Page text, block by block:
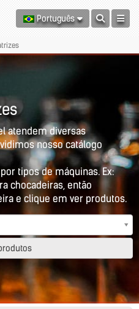
Português
atendem diversas
nosso catálogo
tipos de máquinas. Ex:
chocadeiras, então
e clique em ver produtos.